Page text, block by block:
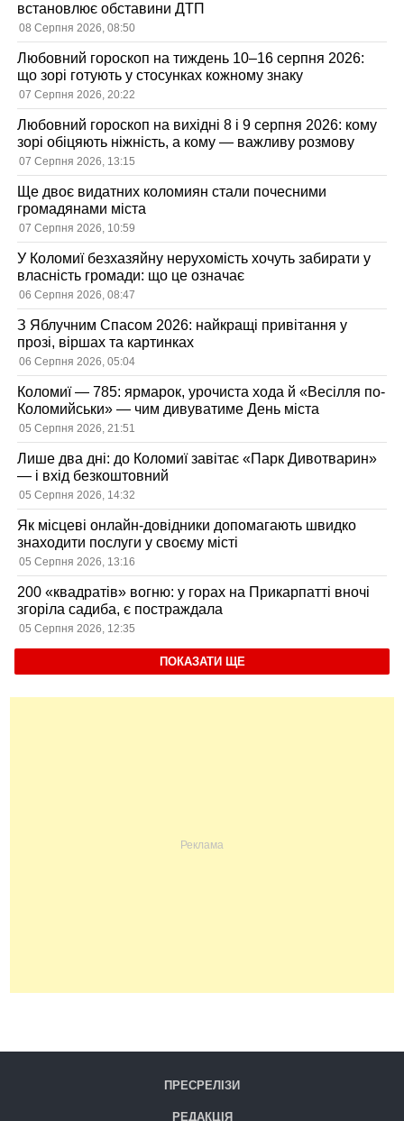
встановлює обставини ДТП
08 Серпня 2026, 08:50
Любовний гороскоп на тиждень 10–16 серпня 2026:
що зорі готують у стосунках кожному знаку
07 Серпня 2026, 20:22
Любовний гороскоп на вихідні 8 і 9 серпня 2026: кому
зорі обіцяють ніжність, а кому — важливу розмову
07 Серпня 2026, 13:15
Ще двоє видатних коломиян стали почесними
громадянами міста
07 Серпня 2026, 10:59
У Коломиї безхазяйну нерухомість хочуть забирати у
власність громади: що це означає
06 Серпня 2026, 08:47
З Яблучним Спасом 2026: найкращі привітання у
прозі, віршах та картинках
06 Серпня 2026, 05:04
Коломиї — 785: ярмарок, урочиста хода й «Весілля по-
Коломийськи» — чим дивуватиме День міста
05 Серпня 2026, 21:51
Лише два дні: до Коломиї завітає «Парк Дивотварин»
— і вхід безкоштовний
05 Серпня 2026, 14:32
Як місцеві онлайн-довідники допомагають швидко
знаходити послуги у своєму місті
05 Серпня 2026, 13:16
200 «квадратів» вогню: у горах на Прикарпатті вночі
згоріла садиба, є постраждала
05 Серпня 2026, 12:35
ПОКАЗАТИ ЩЕ
ПРЕСРЕЛІЗИ
РЕДАКЦІЯ